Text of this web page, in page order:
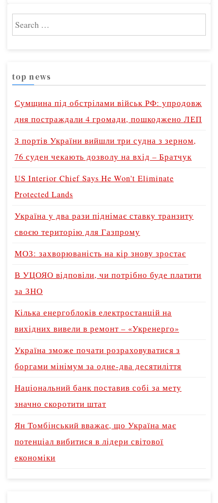
S
e
c
h
top news
Сумщина під обстрілами військ РФ: упродовж
дня постраждали 4 громади, пошкоджено ЛЕП
З портів України вийшли три судна з зерном,
76 суден чекають дозволу на вхід – Братчук
US Interior Chief Says He Won't Eliminate
Protected Lands
Україна у два рази піднімає ставку транзиту
своєю територію для Газпрому
МОЗ: захворюваність на кір знову зростає
В УЦОЯО відповіли, чи потрібно буде платити
за ЗНО
Кілька енергоблоків електростанцій на
вихідних вивели в ремонт – «Укренерго»
Україна зможе почати розраховуватися з
боргами мінімум за одне-два десятиліття
Національний банк поставив собі за мету
значно скоротити штат
Ян Томбінський вважає, що Україна має
потенціал вибитися в лідери світової
економіки